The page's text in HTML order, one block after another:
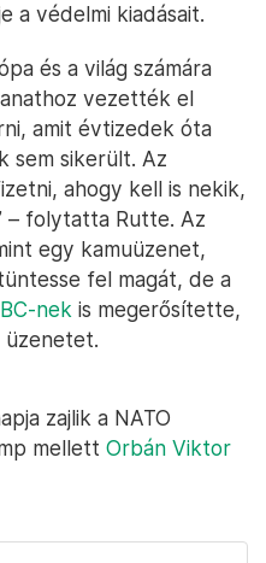
a védelmi kiadásait.
és a világ számára
vezették el
amit évtizedek óta
sem sikerült. Az
ahogy kell is nekik,
– folytatta Rutte. Az
egy kamuüzenet,
fel magát, de a
nek is megerősítette,
zajlik a NATO
mellett Orbán Viktor